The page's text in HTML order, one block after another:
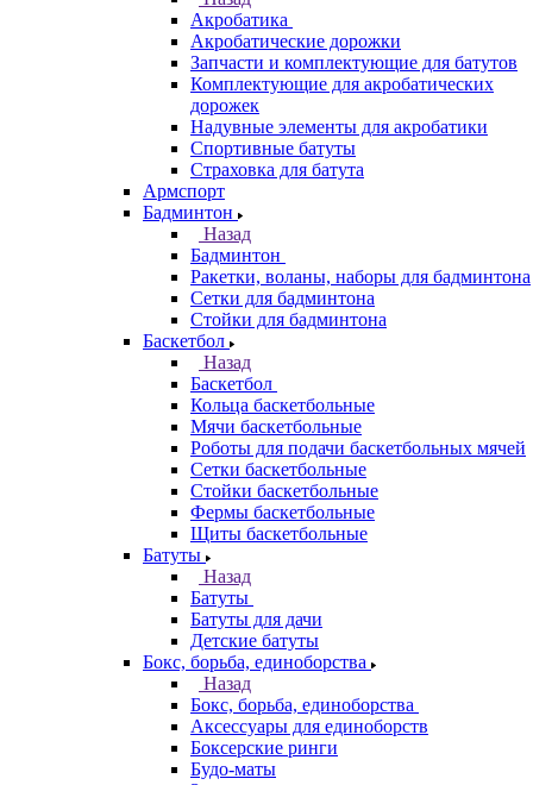
Акробатика
Акробатические дорожки
Запчасти и комплектующие для батутов
Комплектующие для акробатических
дорожек
Надувные элементы для акробатики
Спортивные батуты
Страховка для батута
Армспорт
Бадминтон
Назад
Бадминтон
Ракетки, воланы, наборы для бадминтона
Сетки для бадминтона
Стойки для бадминтона
Баскетбол
Назад
Баскетбол
Кольца баскетбольные
Мячи баскетбольные
Роботы для подачи баскетбольных мячей
Сетки баскетбольные
Стойки баскетбольные
Фермы баскетбольные
Щиты баскетбольные
Батуты
Назад
Батуты
Батуты для дачи
Детские батуты
Бокс, борьба, единоборства
Назад
Бокс, борьба, единоборства
Аксессуары для единоборств
Боксерские ринги
Будо-маты